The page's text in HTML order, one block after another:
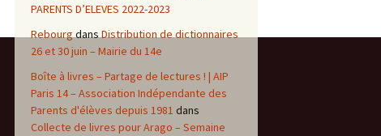
PARENTS D’ELEVES 2022-2023
RebourgdansDistribution de dictionnaires
26 et 30 juin – Mairie du 14e
Boîte à livres – Partage de lectures ! | AIP
Paris 14 – Association Indépendante des
Parents d'élèves depuis 1981 dans
Collecte de livres pour Arago – Semaine